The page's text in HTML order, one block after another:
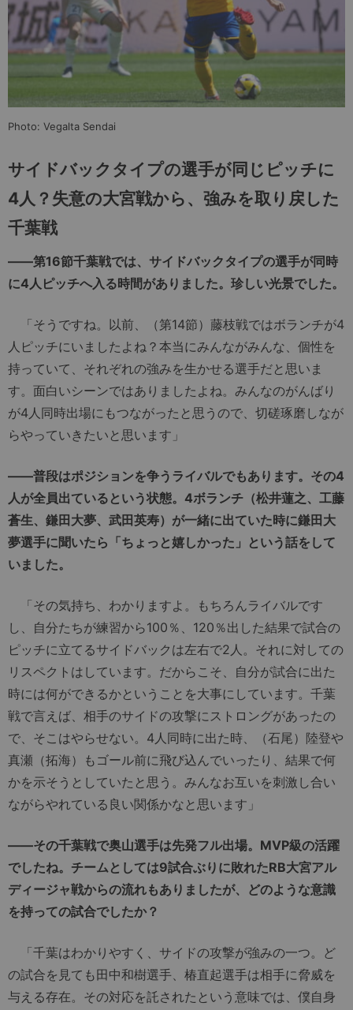
Photo: Vegalta Sendai
サイドバックタイプの選手が同じピッチに
4人？失意の大宮戦から、強みを取り戻した
千葉戦
――第16節千葉戦では、サイドバックタイプの選手が同時
に4人ピッチへ入る時間がありました。珍しい光景でした。
「そうですね。以前、（第14節）藤枝戦ではボランチが4
人ピッチにいましたよね？本当にみんながみんな、個性を
持っていて、それぞれの強みを生かせる選手だと思いま
す。面白いシーンではありましたよね。みんなのがんばり
が4人同時出場にもつながったと思うので、切磋琢磨しなが
らやっていきたいと思います」
――普段はポジションを争うライバルでもあります。その4
人が全員出ているという状態。4ボランチ（松井蓮之、工藤
蒼生、鎌田大夢、武田英寿）が一緒に出ていた時に鎌田大
夢選手に聞いたら「ちょっと嬉しかった」という話をして
いました。
「その気持ち、わかりますよ。もちろんライバルです
し、自分たちが練習から100％、120％出した結果で試合の
ピッチに立てるサイドバックは左右で2人。それに対しての
リスペクトはしています。だからこそ、自分が試合に出た
時には何ができるかということを大事にしています。千葉
戦で言えば、相手のサイドの攻撃にストロングがあったの
で、そこはやらせない。4人同時に出た時、（石尾）陸登や
真瀬（拓海）もゴール前に飛び込んでいったり、結果で何
かを示そうとしていたと思う。みんなお互いを刺激し合い
ながらやれている良い関係かなと思います」
――その千葉戦で奥山選手は先発フル出場。MVP級の活躍
でしたね。チームとしては9試合ぶりに敗れたRB大宮アル
ディージャ戦からの流れもありましたが、どのような意識
を持っての試合でしたか？
「千葉はわかりやすく、サイドの攻撃が強みの一つ。ど
の試合を見ても田中和樹選手、椿直起選手は相手に脅威を
与える存在。その対応を託されたという意味では、僕自身